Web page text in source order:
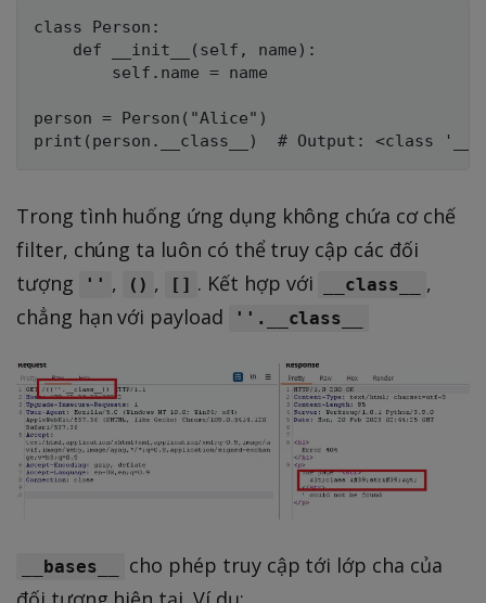
class Person:
    def __init__(self, name):
        self.name = name
person = Person("Alice")
Trong tình huống ứng dụng không chứa cơ chế
filter, chúng ta luôn có thể truy cập các đối
tượng
'' , () , [] . Kết hợp với __class__
,
chẳng hạn với payload
''.__class__
__bases__
cho phép truy cập tới lớp cha của